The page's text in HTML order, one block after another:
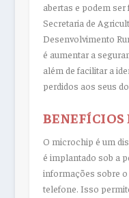
abertas e podem
Secretaria de
Desenvolvimento
é aumentar a
além de facilitar a
perdidos aos seus
O microchip é um
é implantado sob a
informações sobre
telefone. Isso